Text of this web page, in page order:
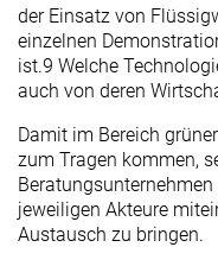
der Einsatz von
einzelnen
ist.9 Welche
auch von deren
Damit im Bereich
zum Tragen kommen,
jeweiligen Akteure
Austausch zu bringen.